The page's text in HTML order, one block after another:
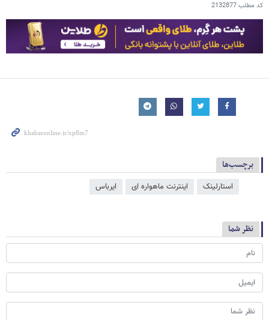
کد مطلب2132877
برچسب‌ها
استارلینک اینترنت ماهواره ای ایرباس
نظر شما